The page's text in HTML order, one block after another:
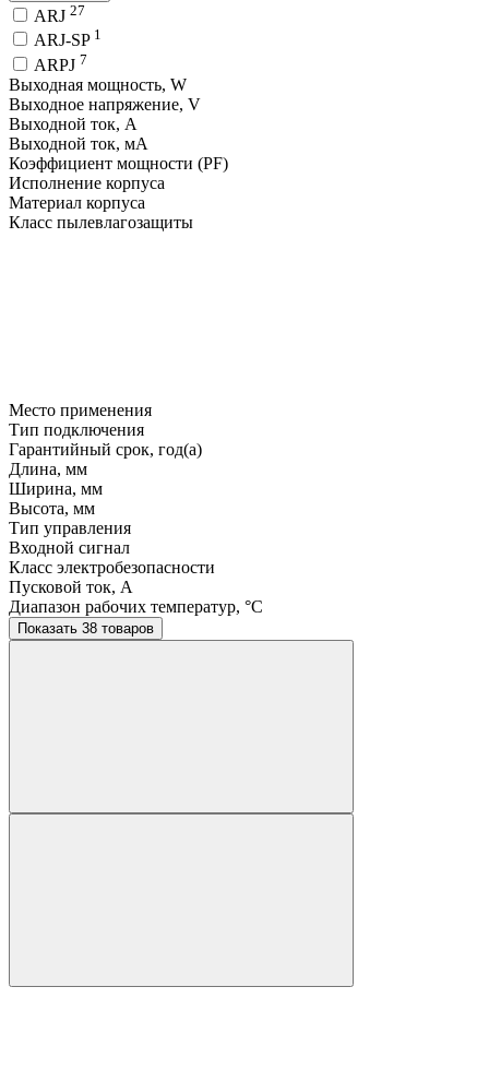
ARJ 27
ARJ-SP 1
ARPJ 7
Выходная мощность, W
Выходное напряжение, V
Выходной ток, A
Выходной ток, мA
Коэффициент мощности (PF)
Исполнение корпуса
Материал корпуса
Класс пылевлагозащиты
Место применения
Тип подключения
Гарантийный срок, год(а)
Длина, мм
Ширина, мм
Высота, мм
Тип управления
Входной сигнал
Класс электробезопасности
Пусковой ток, A
Диапазон рабочих температур, °C
Показать 38 товаров